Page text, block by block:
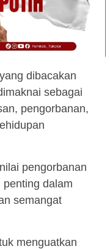
dibacakan
sebagai
pengorbanan,
pengorbanan
penting dalam
semangat
menguatkan